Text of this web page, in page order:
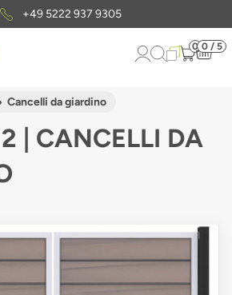
Pacchetto di campionigratuiti
0 0 / 5
Cancelli da giardino
| CANCELLI DA